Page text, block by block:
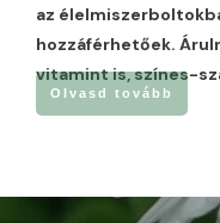
az
hozzáférhetőek.
vitamint is, színes-
Olvasd tovább